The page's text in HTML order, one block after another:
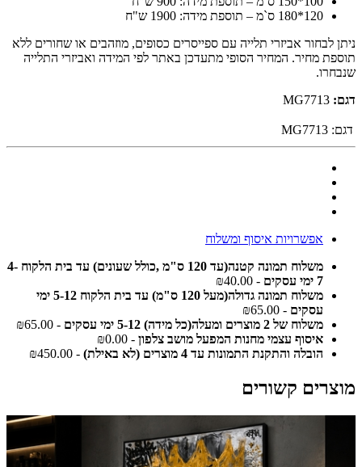
120*180 ס`מ – תוספת מידה: 1900 ש"ח
ניתן לבחור אביזרי תלייה עם ספייסרים כסופים, מוזהבים או שחורים ללא
תוספת מחיר. המחיר הסופי מתעדכן באתר לפי המידה ואביזרי התלייה
שנבחרו.
דגם:
דגם: MG7713
אפשרויות איסוף ומשלוח
משלוח תמונה קטנה(עד 120 ס"מ ,כולל שעונים) עד בית הלקוח 4-
7 ימי עסקים
- ₪40.00
משלוח תמונה גדולה(מעל 120 ס"מ) עד בית הלקוח 5-12 ימי
עסקים - ₪65.00
משלוח של 2 מוצרים ומעלה(כל מידה) 5-12 ימי עסקים
- ₪65.00
איסוף עצמי מחנות המפעל מושב צלפון - ₪0.00
הובלה והתקנת התמונות עד 4 מוצרים (לא באילת)
- ₪450.00
מוצרים קשורים